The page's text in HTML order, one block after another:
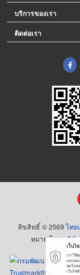
บริการของเรา
ติดต่อเรา
ลิขสิทธิ์ © 2569ไทย
หมาย โดยบริษั
เว็บไ
เราใช้
และมอ
พอใจข
เว็บไซต์